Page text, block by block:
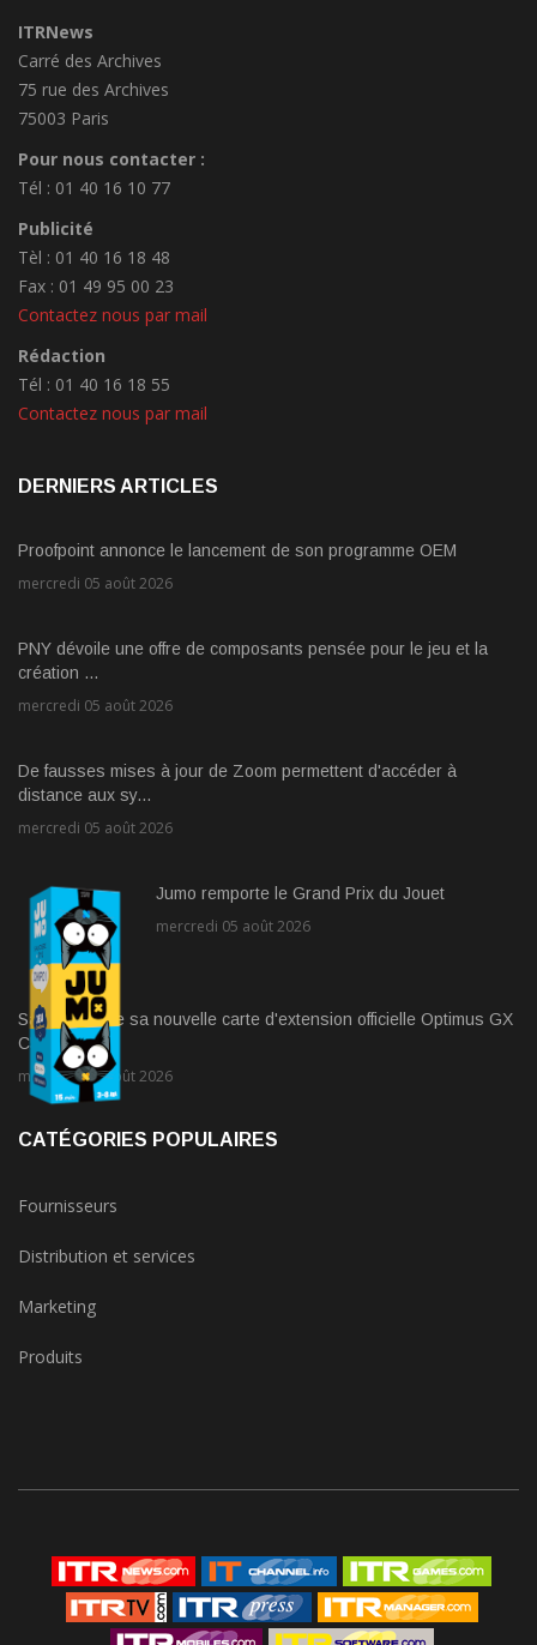
ITRNews
Carré des Archives
75 rue des Archives
75003 Paris
Pour nous contacter :
Tél : 01 40 16 10 77
Publicité
Tèl : 01 40 16 18 48
Fax : 01 49 95 00 23
Contactez nous par mail
Rédaction
Tél : 01 40 16 18 55
Contactez nous par mail
DERNIERS ARTICLES
Proofpoint annonce le lancement de son programme OEM
mercredi 05 août 2026
PNY dévoile une offre de composants pensée pour le jeu et la
création ...
mercredi 05 août 2026
De fausses mises à jour de Zoom permettent d'accéder à
distance aux sy...
mercredi 05 août 2026
Jumo remporte le Grand Prix du Jouet
mercredi 05 août 2026
Sandisk lance sa nouvelle carte d'extension officielle Optimus GX
C50 ...
mercredi 05 août 2026
CATÉGORIES POPULAIRES
Fournisseurs
Distribution et services
Marketing
Produits